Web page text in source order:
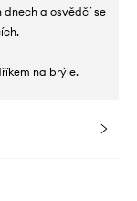
dnech a osvědčí se
na brýle.